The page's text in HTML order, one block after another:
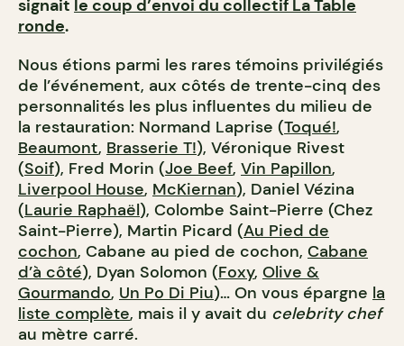
signait le coup d’envoi du collectif La Table
ronde.
Nous étions parmi les rares témoins privilégiés
de l’événement, aux côtés de trente-cinq des
personnalités les plus influentes du milieu de
la restauration: Normand Laprise (Toqué!,
Beaumont, Brasserie T!), Véronique Rivest
(Soif), Fred Morin (Joe Beef, Vin Papillon,
Liverpool House, McKiernan), Daniel Vézina
(Laurie Raphaël), Colombe Saint-Pierre (Chez
Saint-Pierre), Martin Picard (Au Pied de
cochon, Cabane au pied de cochon, Cabane
d’à côté), Dyan Solomon (Foxy, Olive &
Gourmando, Un Po Di Piu)… On vous épargne la
liste complète, mais il y avait du celebrity chef
au mètre carré.